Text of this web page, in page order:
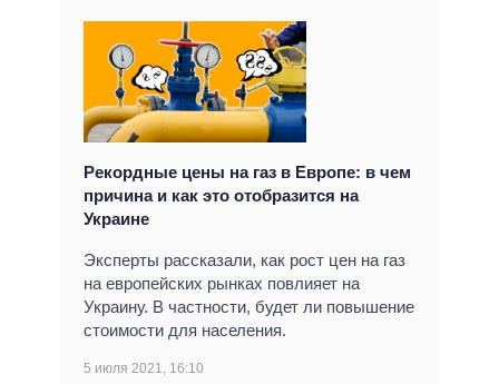
Рекордные цены на газ в Европе: в чем
причина и как это отобразится на
Украине
Эксперты рассказали, как рост цен на газ
на европейских рынках повлияет на
Украину. В частности, будет ли повышение
стоимости для населения.
5 июля 2021, 16:10